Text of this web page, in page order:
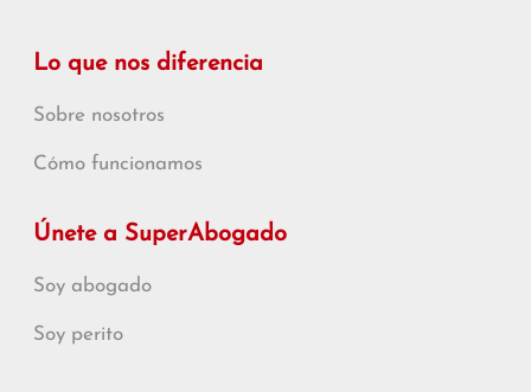
Lo que nos diferencia
Sobre nosotros
Cómo funcionamos
Únete a SuperAbogado
Soy abogado
Soy perito